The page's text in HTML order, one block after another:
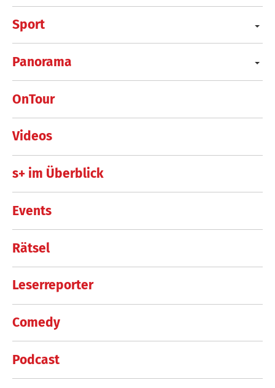
Sport
Panorama
OnTour
Videos
s+ im Überblick
Events
Rätsel
Leserreporter
Comedy
Podcast